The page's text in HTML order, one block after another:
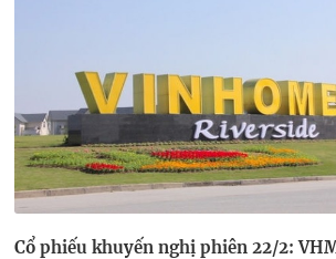
Cổ phiếu khuyến nghị phiên 22/2: